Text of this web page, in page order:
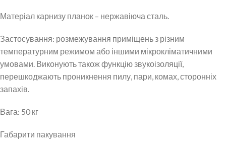
Матеріал карнизу планок – нержавіюча сталь.
Застосування: розмежування приміщень з різним
температурним режимом або іншими мікрокліматичними
умовами. Виконують також функцію звукоізоляції,
перешкоджають проникнення пилу, пари, комах, сторонніх
запахів.
Вага: 50 кг
Габарити пакування